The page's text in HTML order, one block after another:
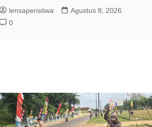
lensaperistiwa
Agustus 8, 2026
0